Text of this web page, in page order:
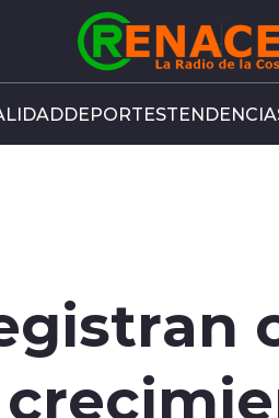
DEPORTES